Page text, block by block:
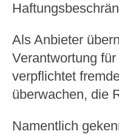
Als Anbieter
Verantwortung
verpflichtet
überwachen, die
Namentlich